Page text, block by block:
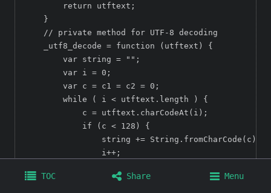
return utftext;
}
// private method for UTF-8 decoding
_utf8_decode = function (utftext) {
var string = "";
var i = 0;
var c = c1 = c2 = 0;
while ( i < utftext.length ) {
c = utftext.charCodeAt(i);
if (c < 128) {
string += String.fromCharCode(c);
i++;
c2 = utftext.charCodeAt(i+1);
TOC Share Menu